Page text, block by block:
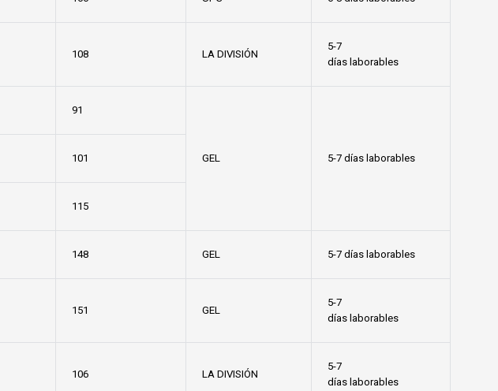
108 LA DIVISIÓN
5-7
días laborables
91
GEL 5-7 días laborables
101
115
148 GEL 5-7 días laborables
151 GEL
5-7
días laborables
106 LA DIVISIÓN
5-7
días laborables